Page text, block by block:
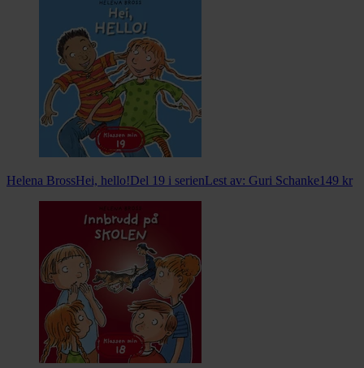
Helena BrossHei, hello!Del 19 i serienLest av: Guri Schanke149 kr